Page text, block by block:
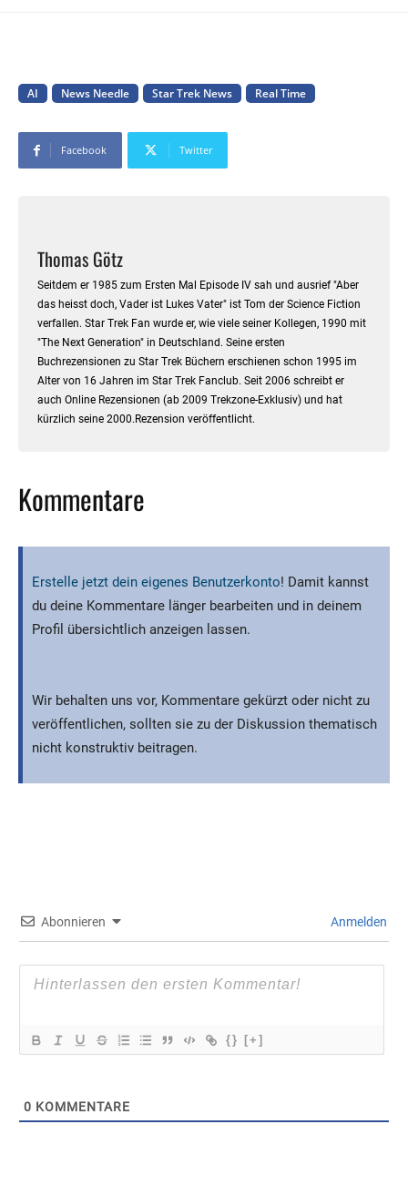
AI News Needle Star Trek News Real Time
Facebook Twitter
Thomas Götz
Seitdem er 1985 zum Ersten Mal Episode IV sah und ausrief "Aber
das heisst doch, Vader ist Lukes Vater" ist Tom der Science Fiction
verfallen. Star Trek Fan wurde er, wie viele seiner Kollegen, 1990 mit
"The Next Generation" in Deutschland. Seine ersten
Buchrezensionen zu Star Trek Büchern erschienen schon 1995 im
Alter von 16 Jahren im Star Trek Fanclub. Seit 2006 schreibt er
auch Online Rezensionen (ab 2009 Trekzone-Exklusiv) und hat
kürzlich seine 2000.Rezension veröffentlicht.
Kommentare
Erstelle jetzt dein eigenes Benutzerkonto! Damit kannst
du deine Kommentare länger bearbeiten und in deinem
Profil übersichtlich anzeigen lassen.
Wir behalten uns vor, Kommentare gekürzt oder nicht zu
veröffentlichen, sollten sie zu der Diskussion thematisch
nicht konstruktiv beitragen.
Abonnieren Anmelden
{} [+]
0 KOMMENTARE